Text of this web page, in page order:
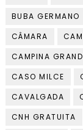
BUBA GERMANO
CÂMARA
CAMPINA
CASO MILCE
CAVALGADA
CNH GRATUITA